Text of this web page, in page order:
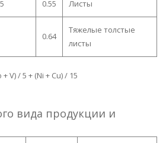
0.55 Листы
0.64
Тяжелые толстые
листы
+ V) / 5 + (Ni + Cu) / 15
вида продукции и